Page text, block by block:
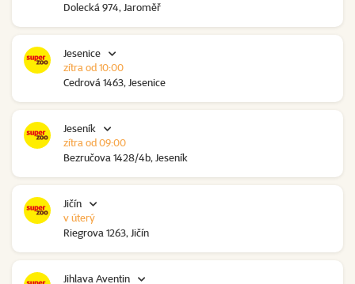
Dolecká 974, Jaroměř
Jesenice
Cedrová 1463, Jesenice
zítra od 10:00
Jeseník
Bezručova 1428/4b, Jeseník
zítra od 09:00
Jičín
Riegrova 1263, Jičín
v úterý
Jihlava Aventin